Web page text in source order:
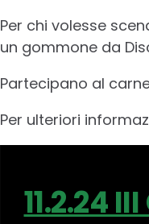
Per chi volesse
un gommone da
Partecipano al
Per ulteriori
11.2.24